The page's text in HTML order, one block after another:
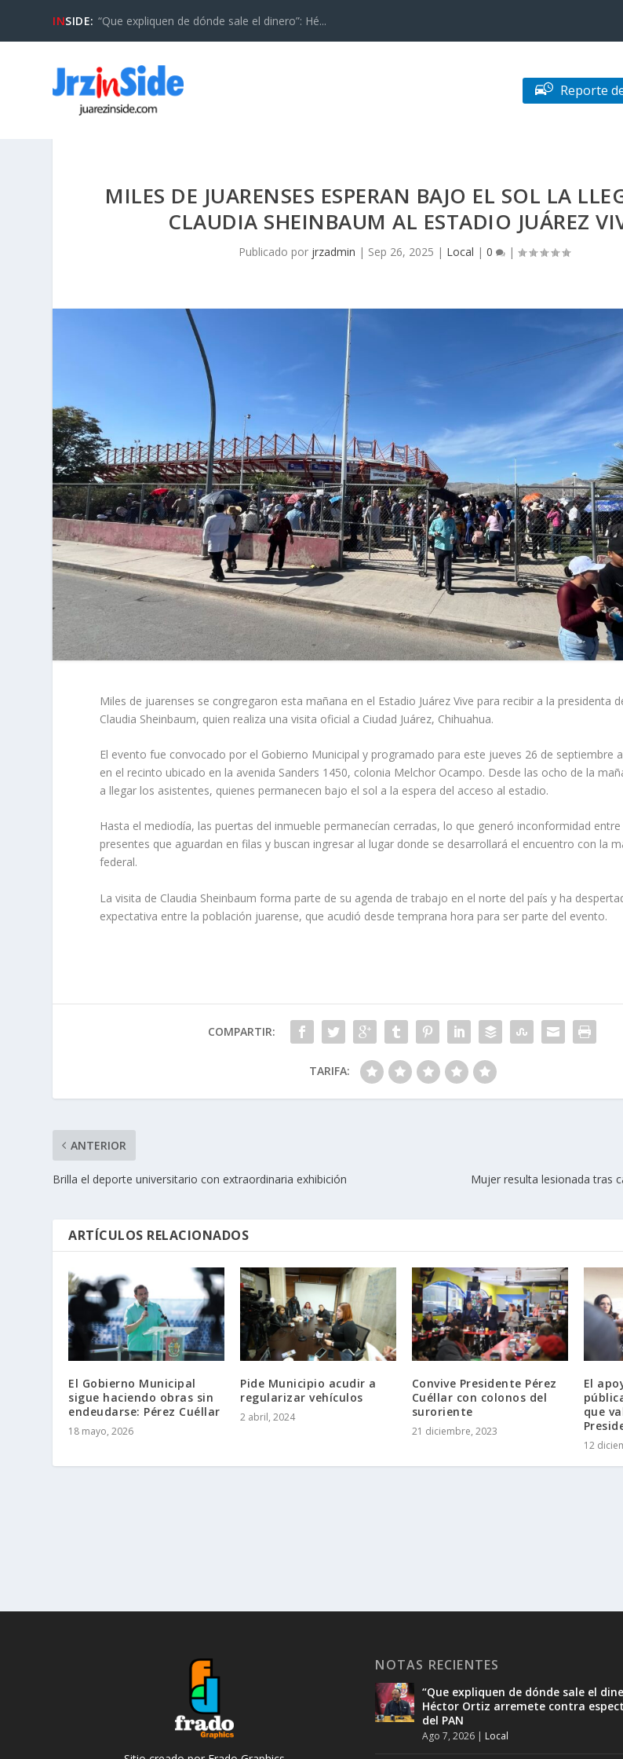
INSIDE: “Que expliquen de dónde sale el dinero”: Hé...
Reporte
MILES DE JUARENSES ESPERAN BAJO EL SOL LA
CLAUDIA SHEINBAUM AL ESTADIO JUÁREZ
Publicado por jrzadmin | Sep 26, 2025 | Local | 0 |
Miles de juarenses se congregaron esta mañana en el Estadio Juárez Vive para recibir a la presidenta
Claudia Sheinbaum, quien realiza una visita oficial a Ciudad Juárez, Chihuahua.
El evento fue convocado por el Gobierno Municipal y programado para este jueves 26 de septiembre
en el recinto ubicado en la avenida Sanders 1450, colonia Melchor Ocampo. Desde las ocho de la
a llegar los asistentes, quienes permanecen bajo el sol a la espera del acceso al estadio.
Hasta el mediodía, las puertas del inmueble permanecían cerradas, lo que generó inconformidad
presentes que aguardan en filas y buscan ingresar al lugar donde se desarrollará el encuentro con la
federal.
La visita de Claudia Sheinbaum forma parte de su agenda de trabajo en el norte del país y ha
expectativa entre la población juarense, que acudió desde temprana hora para ser parte del evento.
COMPARTIR:
TARIFA:
ANTERIOR
Brilla el deporte universitario con extraordinaria exhibición
Mujer resulta lesionada tras
ARTÍCULOS RELACIONADOS
El Gobierno Municipal
sigue haciendo obras sin
endeudarse: Pérez Cuéllar
18 mayo, 2026
Pide Municipio acudir a
regularizar vehículos
2 abril, 2024
Convive Presidente Pérez
Cuéllar con colonos del
suroriente
21 diciembre, 2023
El
que
12
NOTAS RECIENTES
“Que expliquen de dónde sale el
Héctor Ortiz arremete contra
del PAN
Ago 7, 2026 | Local